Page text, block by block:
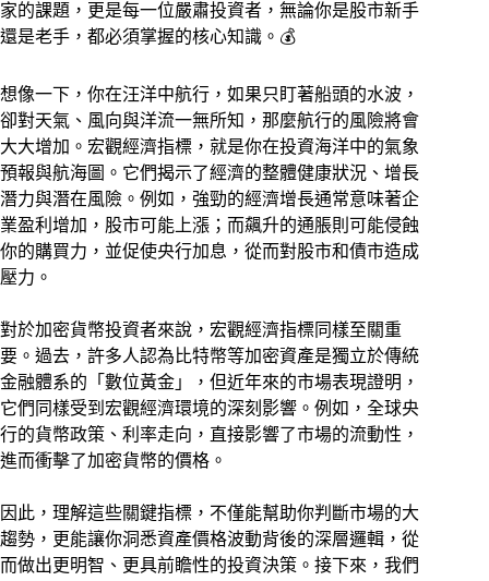
家的課題，更是每一位嚴肅投資者，無論你是股市新手
還是老手，都必須掌握的核心知識。💰
想像一下，你在汪洋中航行，如果只盯著船頭的水波，
卻對天氣、風向與洋流一無所知，那麼航行的風險將會
大大增加。宏觀經濟指標，就是你在投資海洋中的氣象
預報與航海圖。它們揭示了經濟的整體健康狀況、增長
潛力與潛在風險。例如，強勁的經濟增長通常意味著企
業盈利增加，股市可能上漲；而飆升的通脹則可能侵蝕
你的購買力，並促使央行加息，從而對股市和債市造成
壓力。
對於加密貨幣投資者來說，宏觀經濟指標同樣至關重
要。過去，許多人認為比特幣等加密資產是獨立於傳統
金融體系的「數位黃金」，但近年來的市場表現證明，
它們同樣受到宏觀經濟環境的深刻影響。例如，全球央
行的貨幣政策、利率走向，直接影響了市場的流動性，
進而衝擊了加密貨幣的價格。
因此，理解這些關鍵指標，不僅能幫助你判斷市場的大
趨勢，更能讓你洞悉資產價格波動背後的深層邏輯，從
而做出更明智、更具前瞻性的投資決策。接下來，我們